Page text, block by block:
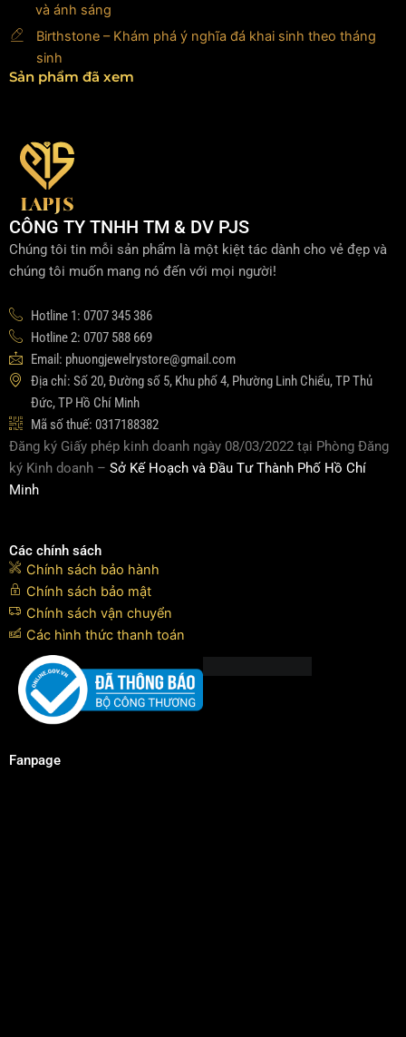
và ánh sáng
Birthstone – Khám phá ý nghĩa đá khai sinh theo tháng
sinh
Sản phẩm đã xem
CÔNG TY TNHH TM & DV PJS
Chúng tôi tin mỗi sản phẩm là một kiệt tác dành cho vẻ đẹp và
chúng tôi muốn mang nó đến với mọi người!
Hotline 1: 0707 345 386
Hotline 2: 0707 588 669
Email: phuongjewelrystore@gmail.com
Địa chỉ: Số 20, Đường số 5, Khu phố 4, Phường Linh Chiểu, TP Thủ
Đức, TP Hồ Chí Minh
Mã số thuế: 0317188382
Đăng ký Giấy phép kinh doanh ngày 08/03/2022 tại Phòng Đăng
ký Kinh doanh – Sở Kế Hoạch và Đầu Tư Thành Phố Hồ Chí
Minh
Các chính sách
Chính sách bảo hành
Chính sách bảo mật
Chính sách vận chuyển
Các hình thức thanh toán
Fanpage